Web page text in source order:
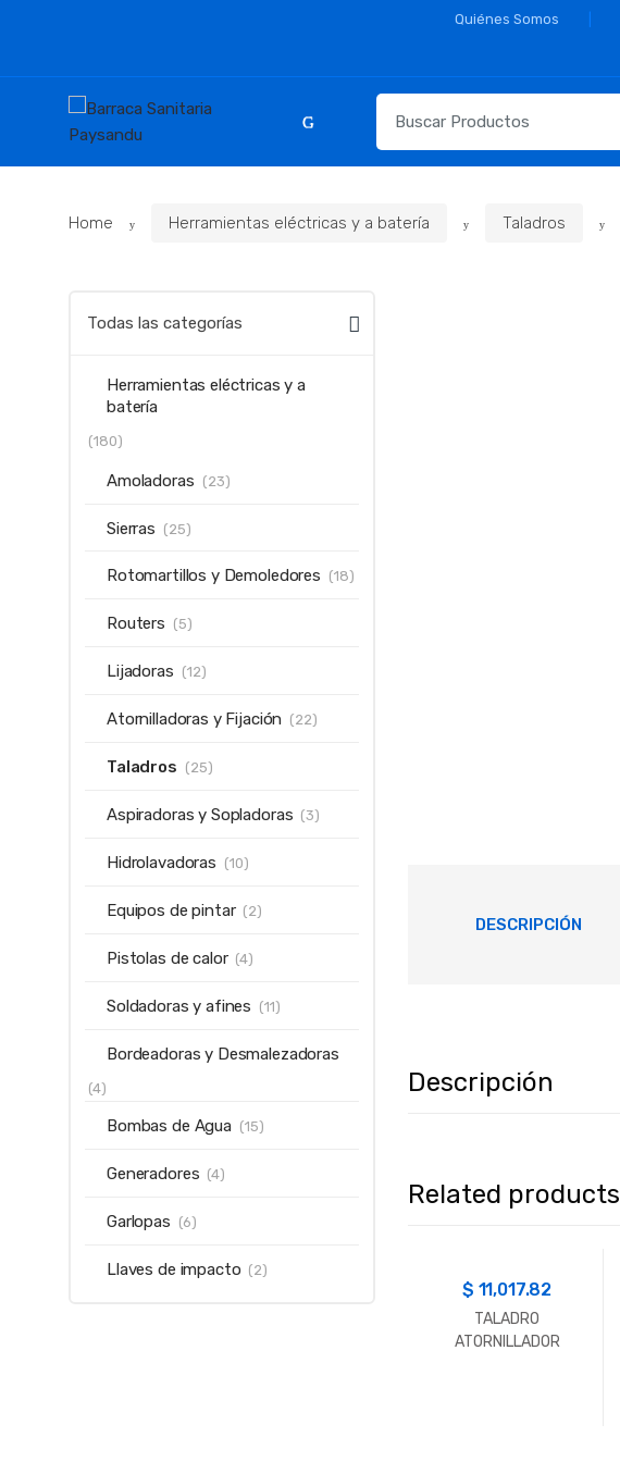
Quiénes Somos
para:
Home Herramientas eléctricas y a batería Taladros
DESCRIPCIÓN
Descripción
Related products
$ 11,017.82
TALADRO
ATORNILLADOR
Todas las categorías
Herramientas eléctricas y a
batería
(180)
Amoladoras (23)
Sierras (25)
Rotomartillos y Demoledores (18)
Routers (5)
Lijadoras (12)
Atornilladoras y Fijación (22)
Taladros (25)
Aspiradoras y Sopladoras (3)
Hidrolavadoras (10)
Equipos de pintar (2)
Pistolas de calor (4)
Soldadoras y afines (11)
Bordeadoras y Desmalezadoras
(4)
Bombas de Agua (15)
Generadores (4)
Garlopas (6)
Llaves de impacto (2)